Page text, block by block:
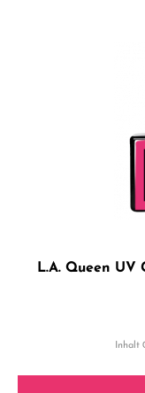
L.A. Queen UV
Inhalt